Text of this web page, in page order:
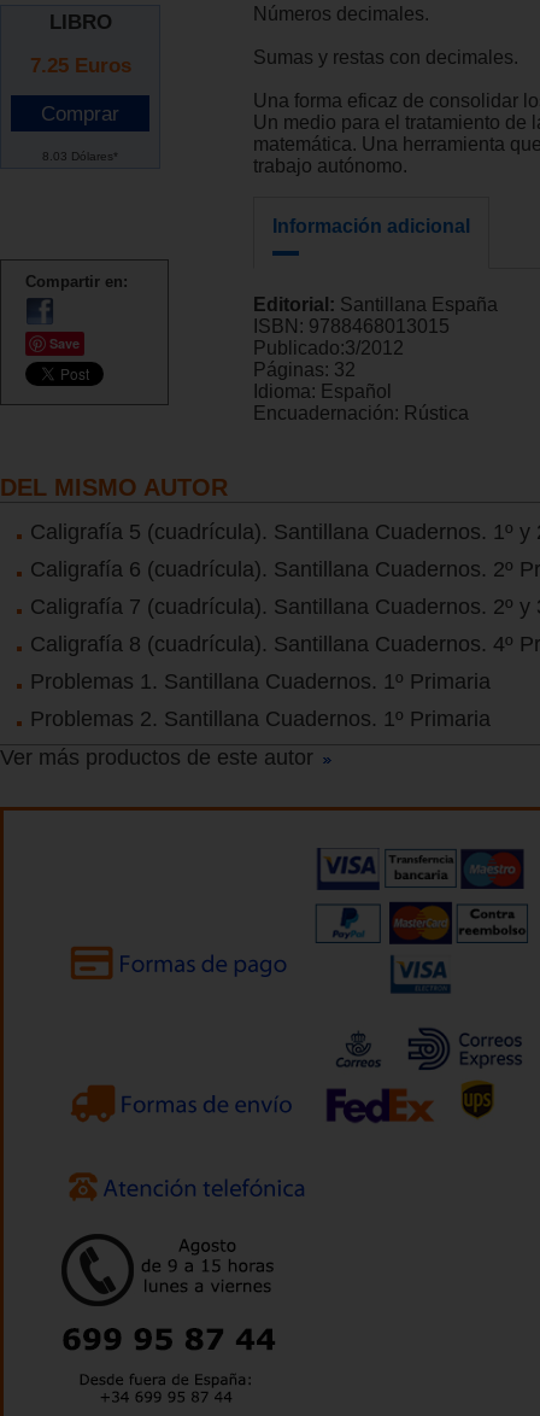
LIBRO
7.25 Euros
8.03 Dólares*
Compartir en:
Save
Números decimales.
Sumas y restas con decimales.
Una forma eficaz de consolidar
Un medio para el tratamiento de
matemática. Una herramienta
trabajo autónomo.
Información adicional
Editorial: Santillana España
ISBN: 9788468013015
Publicado:3/2012
Páginas: 32
Idioma: Español
Encuadernación: Rústica
DEL MISMO AUTOR
Caligrafía 5 (cuadrícula). Santillana Cuadernos. 1º y
Caligrafía 6 (cuadrícula). Santillana Cuadernos. 2º
Caligrafía 7 (cuadrícula). Santillana Cuadernos. 2º y
Caligrafía 8 (cuadrícula). Santillana Cuadernos. 4º
Problemas 1. Santillana Cuadernos. 1º Primaria
Problemas 2. Santillana Cuadernos. 1º Primaria
Ver más productos de este autor